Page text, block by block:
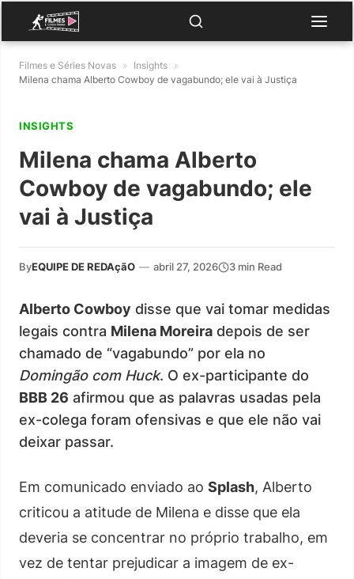
Filmes e Séries Novas » Insights »
Milena chama Alberto Cowboy de vagabundo; ele vai à Justiça
INSIGHTS
Milena chama Alberto
Cowboy de vagabundo; ele
vai à Justiça
ByEQUIPE DE REDAçãO — abril 27, 2026 3 min Read
Alberto Cowboy disse que vai tomar medidas
legais contra Milena Moreira depois de ser
chamado de “vagabundo” por ela no
Domingão com Huck. O ex-participante do
BBB 26 afirmou que as palavras usadas pela
ex-colega foram ofensivas e que ele não vai
deixar passar.
Em comunicado enviado ao Splash, Alberto
criticou a atitude de Milena e disse que ela
deveria se concentrar no próprio trabalho, em
vez de tentar prejudicar a imagem de ex-